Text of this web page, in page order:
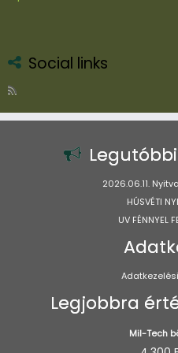
a
választhatók
Social links
2026.06.11.
HÚSVÉTI
UV FÉNNYEL
Legjobbra
Mil-Tech